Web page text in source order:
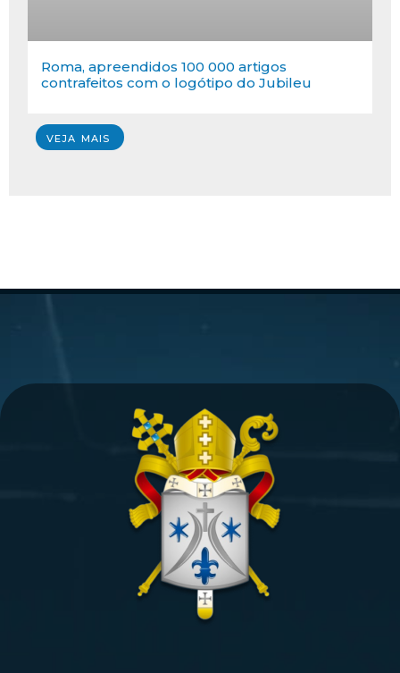
Roma, apreendidos 100 000 artigos
contrafeitos com o logótipo do Jubileu
VEJA MAIS